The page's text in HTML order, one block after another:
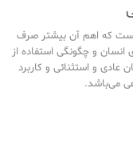
است که اهم آن بیشتر صرف
و چگونگی استفاده از
و استثنائی و کاربرد
می‌باشد.